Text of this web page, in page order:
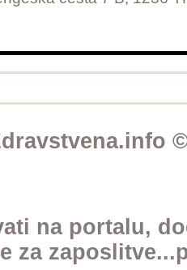
na portalu,
za